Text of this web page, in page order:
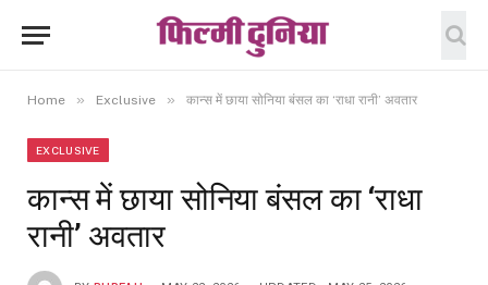
Home » Exclusive » कान्स में छाया सोनिया बंसल का ‘राधा रानी’ अवतार
EXCLUSIVE
कान्स में छाया सोनिया बंसल का ‘राधा
रानी’ अवतार